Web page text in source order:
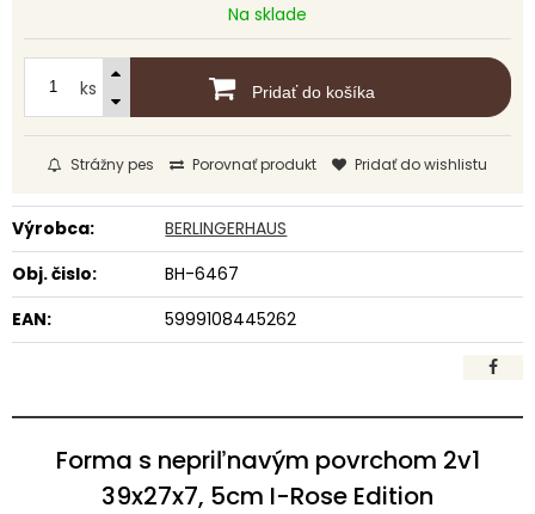
Na sklade
ks Pridať do košíka
Strážny pes Porovnať produkt Pridať do wishlistu
Výrobca:
BERLINGERHAUS
Obj. čislo:
BH-6467
EAN:
5999108445262
Forma s nepriľnavým povrchom 2v1
39x27x7, 5cm I-Rose Edition